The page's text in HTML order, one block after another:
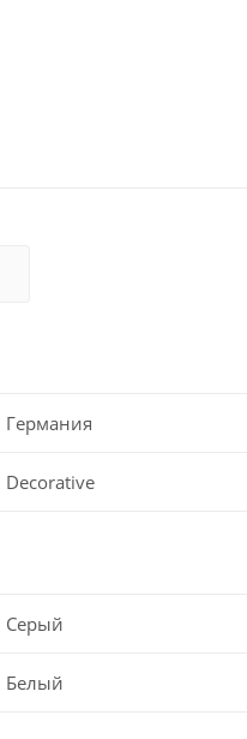
Германия
Decorative
Серый
Белый